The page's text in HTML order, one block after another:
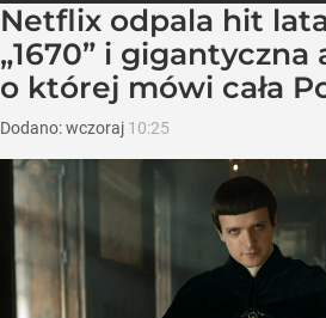
Netflix odpala hit
„1670” i gigantyczna
o której mówi cała
Dodano:wczoraj 10:25